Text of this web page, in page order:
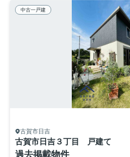
中古一戸建
古賀市日吉
古賀市日吉３丁目 戸建て
過去掲載物件